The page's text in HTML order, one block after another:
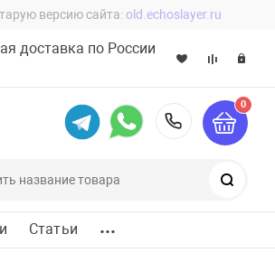
версию сайта: old.echoslayer.ru
доставка по России
8 (800)
0
Статьи ...